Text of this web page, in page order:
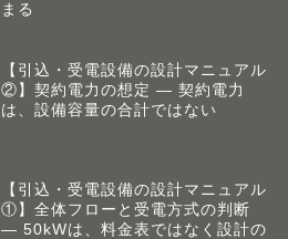
まる
【引込・受電設備の設計マニュアル
②】契約電力の想定 ― 契約電力
は、設備容量の合計ではない
【引込・受電設備の設計マニュアル
①】全体フローと受電方式の判断
― 50kWは、料金表ではなく設計の